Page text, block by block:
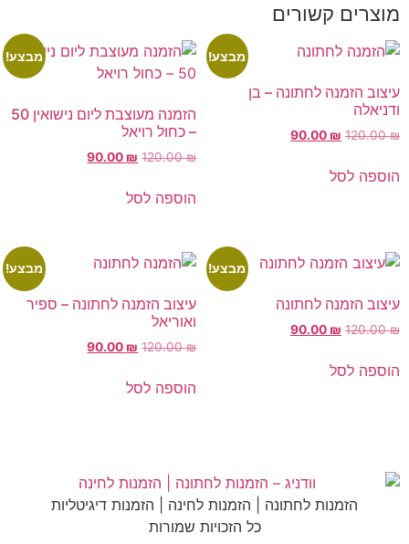
מוצרים קשורים
מבצע!
עיצוב הזמנה לחתונה – בן
ודניאלה
120.00₪
90.00 ₪
הוספה לסל
מבצע!
הזמנה מעוצבת ליום נישואין 50
– כחול רויאל
120.00₪
90.00 ₪
הוספה לסל
מבצע!
עיצוב הזמנה לחתונה
120.00₪
90.00 ₪
הוספה לסל
מבצע!
עיצוב הזמנה לחתונה – ספיר
ואוריאל
120.00₪
90.00 ₪
הוספה לסל
הזמנות לחתונה | הזמנות לחינה | הזמנות דיגיטליות
כל הזכויות שמורות